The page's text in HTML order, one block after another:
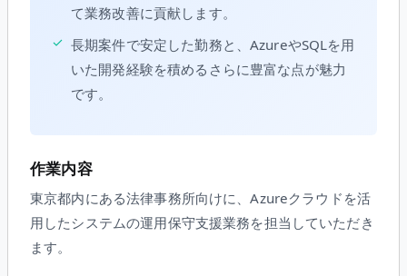
て業務改善に貢献します。
✓ 長期案件で安定した勤務と、AzureやSQLを用
いた開発経験を積めるさらに豊富な点が魅力
です。
作業内容
東京都内にある法律事務所向けに、Azureクラウドを活
用したシステムの運用保守支援業務を担当していただき
ます。